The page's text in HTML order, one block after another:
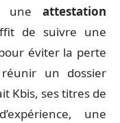
une attestation
de suivre une
éviter la perte
un dossier
Kbis, ses titres de
une